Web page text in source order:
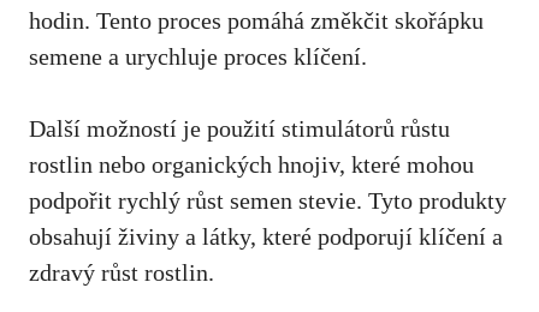
hodin. Tento proces pomáhá změkčit skořápku
semene a urychluje proces klíčení.
Další možností je použití stimulátorů růstu
rostlin nebo organických hnojiv, které mohou
podpořit rychlý růst semen stevie. Tyto produkty
obsahují živiny a látky, které podporují klíčení a
zdravý růst rostlin.